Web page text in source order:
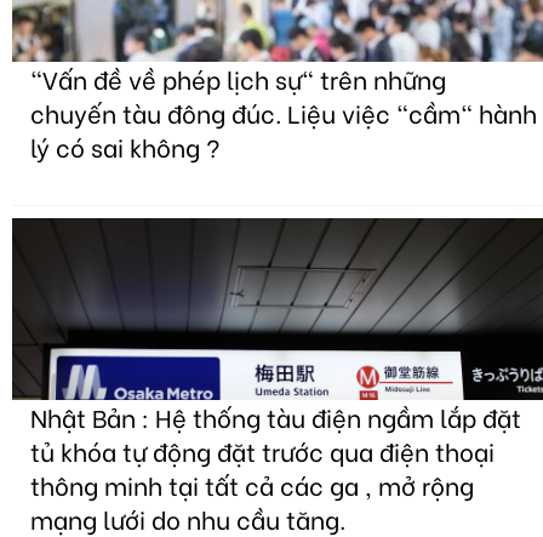
"Vấn đề về phép lịch sự" trên những
chuyến tàu đông đúc. Liệu việc "cầm" hành
lý có sai không ?
Nhật Bản : Hệ thống tàu điện ngầm lắp đặt
tủ khóa tự động đặt trước qua điện thoại
thông minh tại tất cả các ga , mở rộng
mạng lưới do nhu cầu tăng.